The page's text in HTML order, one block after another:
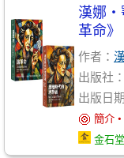
漢娜‧
革命
作者：
出版社：
出版日
簡介
金石堂